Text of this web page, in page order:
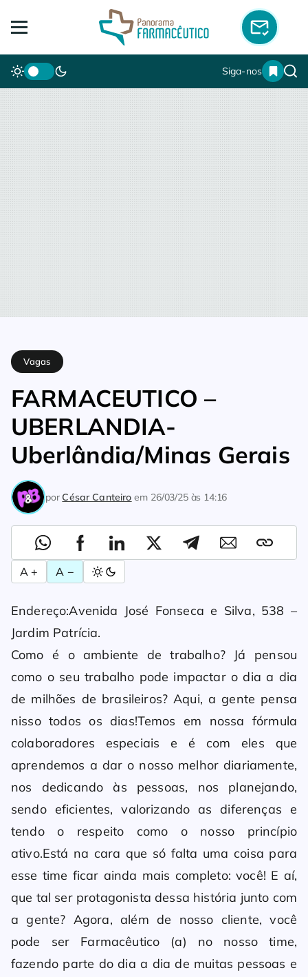
Siga-nos
Home Vagas
Vagas
FARMACEUTICO –
UBERLANDIA-
Uberlândia/Minas Gerais
porCésar Canteiro em 26/03/25 às 14:16
A + A −
Endereço:Avenida José Fonseca e Silva, 538 –
Jardim Patrícia.
Como é o ambiente de trabalho? Já pensou
como o seu trabalho pode impactar o dia a dia
de milhões de brasileiros? Aqui, a gente pensa
nisso todos os dias!Temos em nossa fórmula
colaboradores especiais e é com eles que
aprendemos a dar o nosso melhor diariamente,
nos dedicando às pessoas, nos planejando,
sendo eficientes, valorizando as diferenças e
tendo o respeito como o nosso princípio
ativo.Está na cara que só falta uma coisa para
esse time ficar ainda mais completo: você! E aí,
que tal ser protagonista dessa história junto com
a gente? Agora, além de nosso cliente, você
pode ser Farmacêutico (a) no nosso time,
fazendo parte do dia a dia de muitas pessoas e